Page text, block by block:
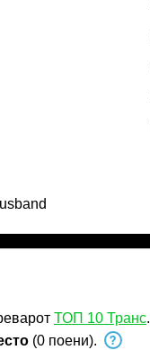
ТОП 10 Транс.
(0 поени).